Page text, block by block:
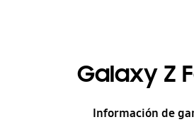
Galaxy Z
Información de